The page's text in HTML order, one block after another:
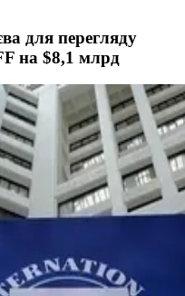
для перегляду
на $8,1 млрд